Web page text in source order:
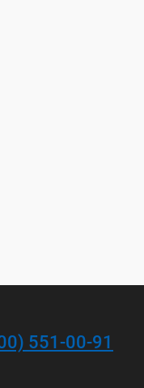
551-00-91